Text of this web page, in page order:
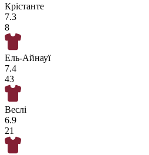
Крістанте
7.3
8
Ель-Айнауї
7.4
43
Веслі
6.9
21